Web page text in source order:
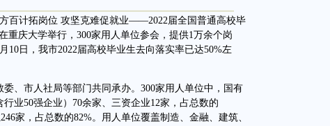
计拓岗位 攻坚克难促就业——2022届全国普通高校毕
重庆大学举行，300家用人单位参会，提供1万余个岗
10日，我市2022届高校毕业生去向落实率已达50%左
市人社局等部门共同承办。300家用人单位中，国有
业50强企业）70余家、三资企业12家，占总数的
家，占总数的82%。用人单位覆盖制造、金融、建筑、